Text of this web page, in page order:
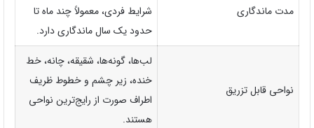
مدت ماندگاری
شرایط فردی، معمولاً چند ماه تا
حدود یک سال ماندگاری دارد.
نواحی قابل تزریق
لب‌ها، گونه‌ها، شقیقه، چانه، خط
خنده، زیر چشم و خطوط ظریف
اطراف صورت از رایج‌ترین نواحی
هستند.